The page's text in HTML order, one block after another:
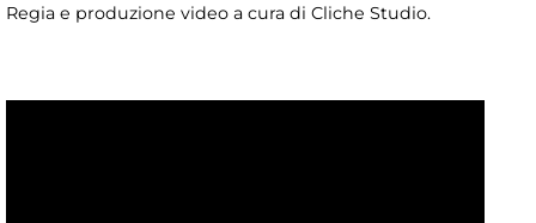
Regia e produzione video a cura di Cliche Studio.